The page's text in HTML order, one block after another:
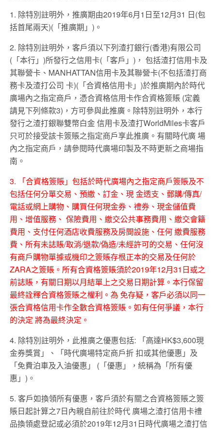
1. 除特別註明外，推廣期由2019年6月1日至12月31 日(包
括首尾兩天)(「推廣期」)。
2. 除特別註明外，客戶須以下列渣打銀行(香港)有限公司
(「本行」)所發行之信用卡(「客戶」)， 包括渣打信用卡及
其聯營卡、MANHATTAN信用卡及其聯營卡(不包括渣打商
務卡及渣打公司 卡)(「合資格信用卡」)於推廣期內於時代
廣場內之指定商戶，憑合資格信用卡作合資格簽賬 (定義
請見下列條款3)，方可參與此推廣。除特別註明外，本行
發行之渣打銀聯雙幣白金 信用卡及渣打WorldMiles卡客戶
只可於接受該卡簽賬之指定商戶享此推廣。有關時代廣 場
內之指定商戶，請參閱時代廣場印製及不時更新之商場指
南。
3. 「合資格簽賬」包括於時代廣場內之指定商戶簽賬及不
包括任何分單交易、預繳、訂金、現 金透支、郵購/傳真/
電話或網上購物、購買任何現金券、禮券、現金儲值費
用、增值服務、 保險費用、繳交公共事務費用、繳交會籍
費用、支付任何酒店收費服務及房間設施、任何 繳費服務
費、所有未誌賬/取消/退款/偽造/未經許可的交易、任何沒
有商戶購物單據或機印之簽賬存根正本的交易及任何於
ZARA之簽賬。所有合資格簽賬須於2019年12月31日或之
前誌賬，有關日期以月結單上之交易日期計算。本行保留
最終詮釋合資格簽賬之權利。為 免存疑，客戶必須以同一
張合資格信用卡作全數合資格簽賬。如有任何爭議，本行
的決定 將為最終決定。
4. 除特別註明外，此推廣之優惠包括: 「高達HK$3,600現
金券獎賞」、「時代廣場特定商戶折 扣或其他優惠」及
「免費泊車及入油優惠」 (「優惠」，統稱為「所有優
惠」)。
5. 客戶如換領所有優惠，客戶須於有關之合資格簽賬之簽
賬日起計算之7日內親自前往於時代 廣場之渣打信用卡禮
品換領處登記或必須於2019年12月31日時代廣場之渣打信